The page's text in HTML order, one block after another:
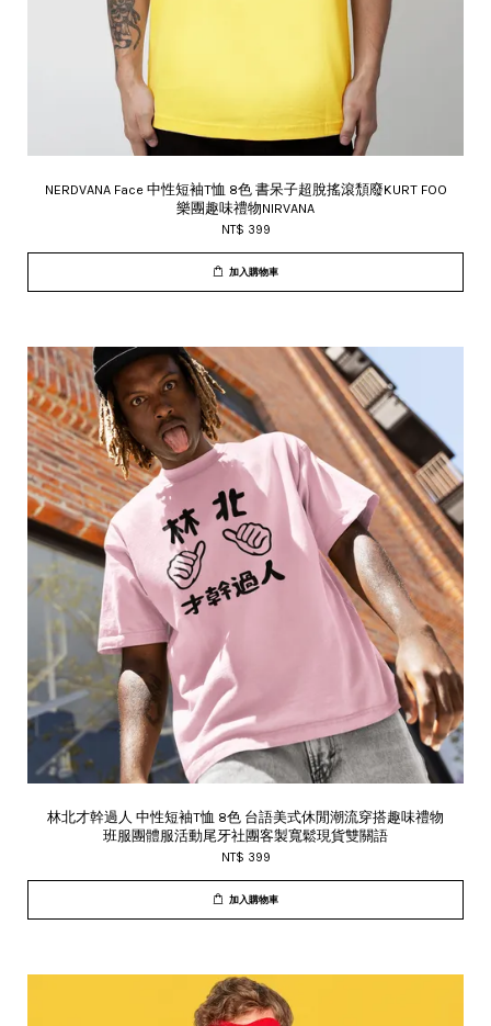
NERDVANA Face 中性短袖T恤 8色 書呆子超脫搖滾頹廢KURT FOO
樂團趣味禮物NIRVANA
NT$ 399
加入購物車
林北才幹過人 中性短袖T恤 8色 台語美式休閒潮流穿搭趣味禮物
班服團體服活動尾牙社團客製寬鬆現貨雙關語
NT$ 399
加入購物車